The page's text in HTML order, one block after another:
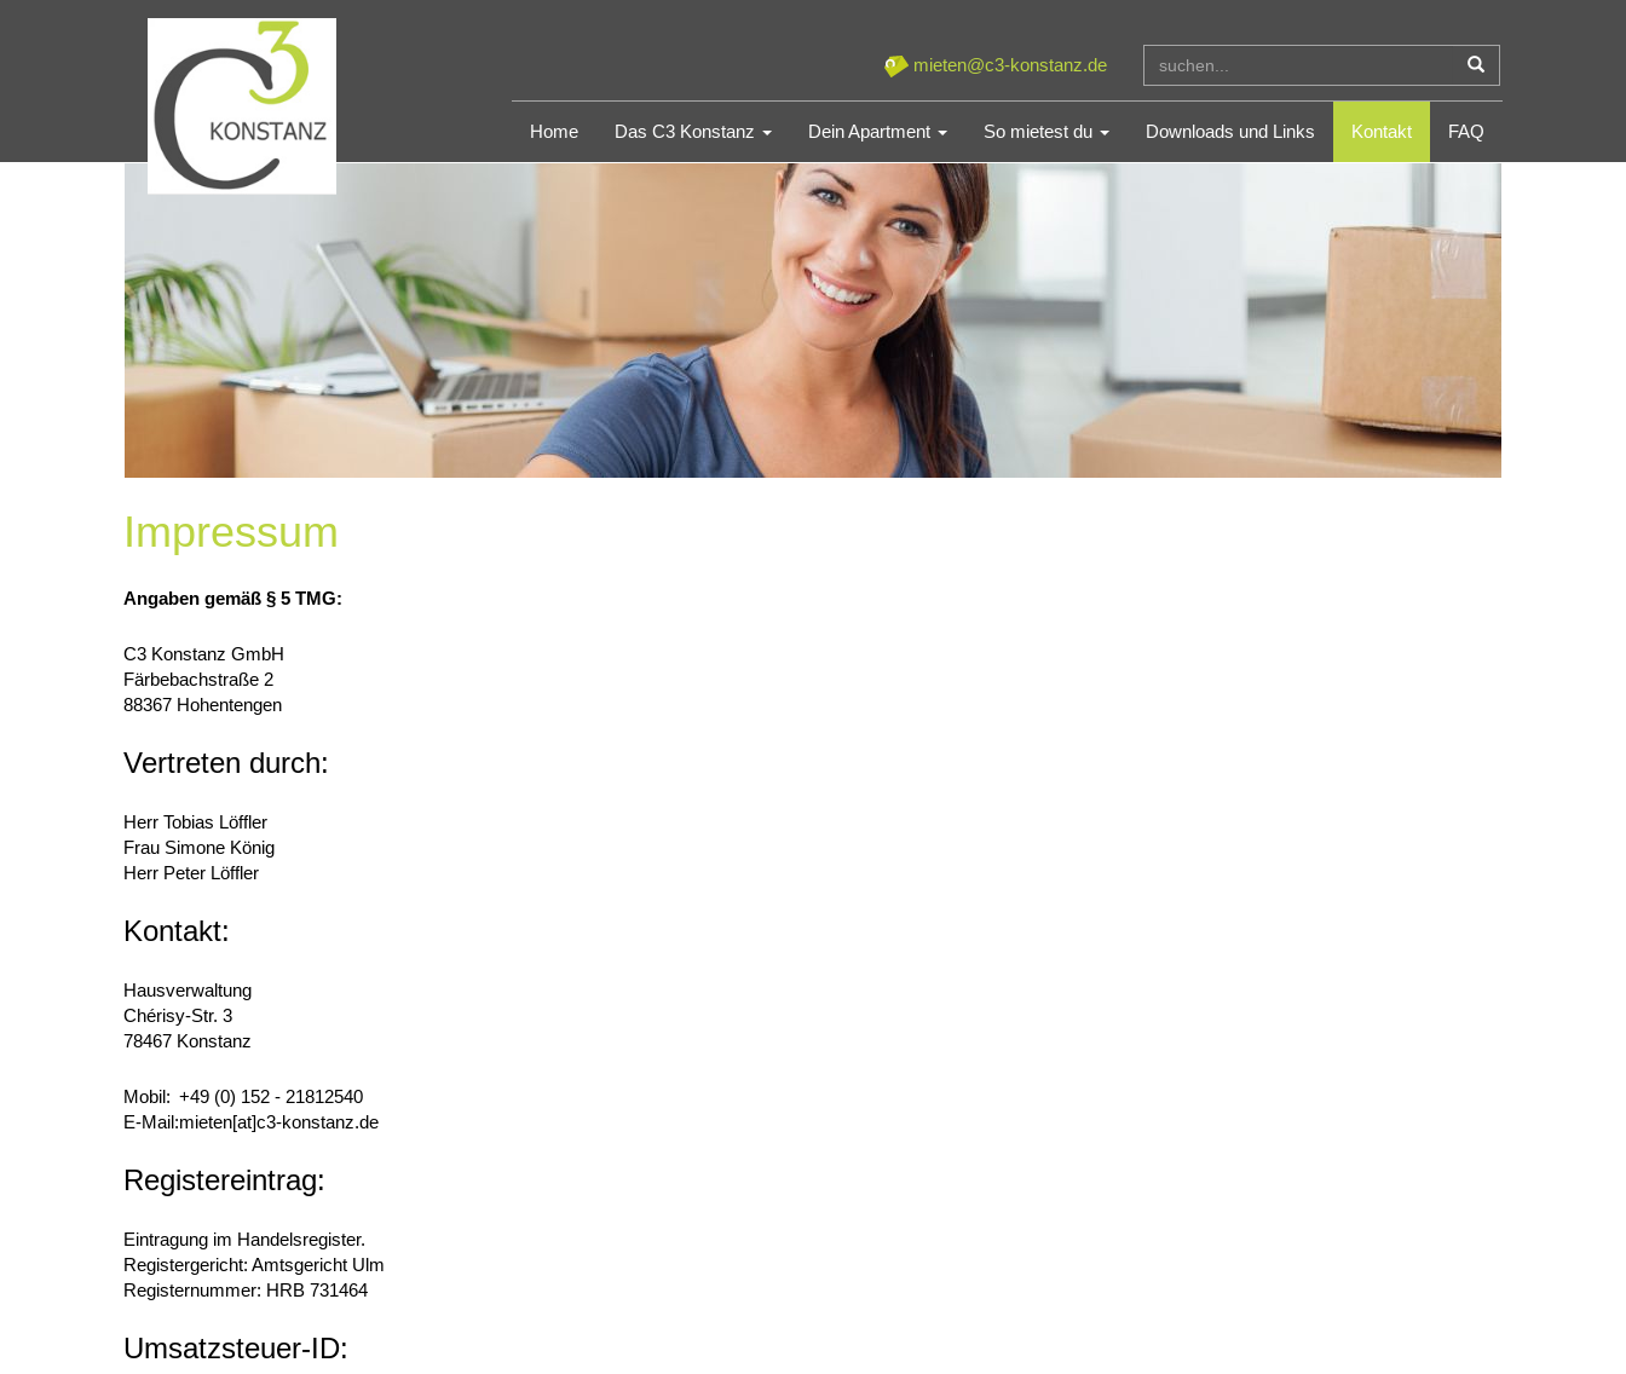
mieten@c3-konstanz.de
Home Das C3 Konstanz Dein Apartment So mietest du Downloads und Links Kontakt FAQ
Impressum
Angaben gemäß § 5 TMG:
C3 Konstanz GmbH
Färbebachstraße 2
88367 Hohentengen
Vertreten durch:
Herr Tobias Löffler
Frau Simone König
Herr Peter Löffler
Kontakt:
Hausverwaltung
Chérisy-Str. 3
78467 Konstanz
Mobil: +49 (0) 152 - 21812540
E-Mail:mieten[at]c3-konstanz.de
Registereintrag:
Eintragung im Handelsregister.
Registergericht: Amtsgericht Ulm
Registernummer: HRB 731464
Umsatzsteuer-ID: